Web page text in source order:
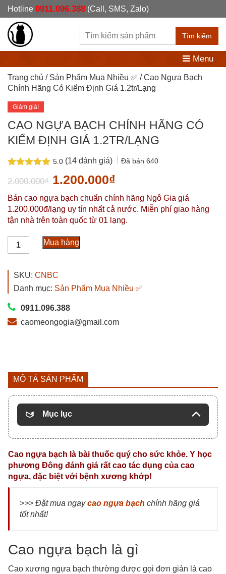
Hotline 0911.096.388 (Call, SMS, Zalo)
Tìm kiếm
Menu
Trang chủ / Sản Phẩm Mua Nhiều ✅ / Cao Ngựa Bạch
Chính Hãng Có Kiểm Định Giá 1.2tr/Lạng
Giảm giá!
CAO NGỰA BẠCH CHÍNH HÃNG CÓ
KIỂM ĐỊNH GIÁ 1.2TR/LẠNG
5.0
dựa trên
(14 đánh giá) Đã bán640
2.000.000₫ Giá
gốc
là:
2.000.000₫.
1.200.000₫
hiện
tại
là:
Bán cao ngựa bạch chuẩn chính hãng Ngô Gia giá
1.200.000đ/lạng uy tín nhất cả nước. Miễn phí giao hàng
tận nhà trên toàn quốc từ 01 lạng.
Cao
Ngựa
Chính
Hãng
Có
Kiểm
Giá
Mua hàng
SKU: CNBC
Danh mục: Sản Phẩm Mua Nhiều ✅
0911.096.388
caomeongogia@gmail.com
MÔ TẢ SẢN PHẨM
Mục lục
Cao ngựa bạch là bài thuốc quý cho sức khỏe. Y học
phương Đông đánh giá rất cao tác dụng của cao
ngựa, đặc biệt với bệnh xương khớp!
>>> Đặt mua ngaycao ngựa bạch chính hãng giá
tốt nhất!
Cao ngựa bạch là gì
Cao xương ngựa bạch thường được gọi đơn giản là cao